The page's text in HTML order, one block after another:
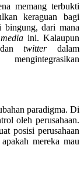
memang terbukti
keraguan bagi
bingung, dari mana
ini. Kalaupun
twitterdalam
paradigma. Di
oleh perusahaan.
posisi perusahaan
mereka mau